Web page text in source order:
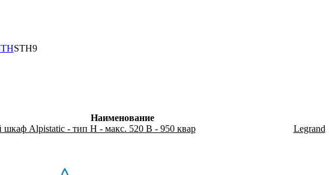
STH9
Наименование
шкаф Alpistatic - тип Н - макс. 520 В - 950 квар Legrand